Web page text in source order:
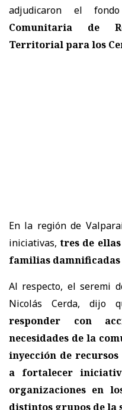
adjudicaron el
Comunitaria de
Territorial para los
En la región de
iniciativas,tres de
familias
Al respecto, el seremi
Nicolás Cerda, dijo
responder con
necesidades de la
inyección de
a fortalecer
organizaciones en
distintos grupos de la